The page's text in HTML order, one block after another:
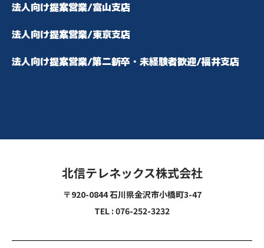
法人向け提案営業/富山支店
法人向け提案営業/東京支店
法人向け提案営業/第二新卒・未経験者歓迎/福井支店
北信テレネックス株式会社
〒920-0844 石川県金沢市小橋町3-47
TEL : 076-252-3232